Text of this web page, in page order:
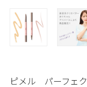
ピメル パーフェ